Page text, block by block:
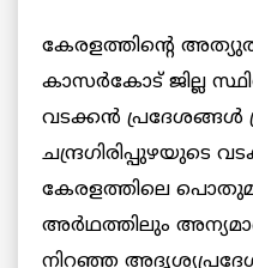
കേരളത്തിന്റെ
കാസര്‍കോട് ജില്ല
വടക്കൻ പ്രദേശങ്ങൾ
ചന്ദ്രഗിരിപ്പുഴയുടെ
കേരളത്തിലെ
അര്‍ഥത്തിലും
നിറഞ്ഞ